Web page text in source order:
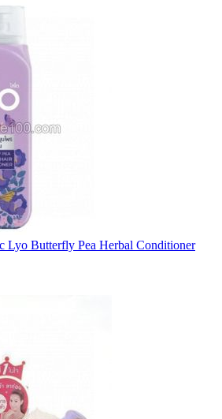
Lyo Butterfly Pea Herbal Conditioner